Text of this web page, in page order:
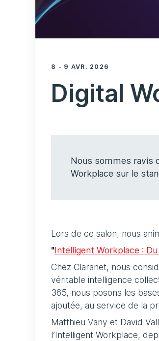
8 - 9 AVR. 2026
Digital
Nous sommes ravis
Workplace sur le
Lors de ce salon, nous
"Intelligent Workplace :
Chez Claranet, nous
véritable intelligence
365, nous posons les
ajoutée, au service de la
Matthieu Vany et David
l’Intelligent Workplace,